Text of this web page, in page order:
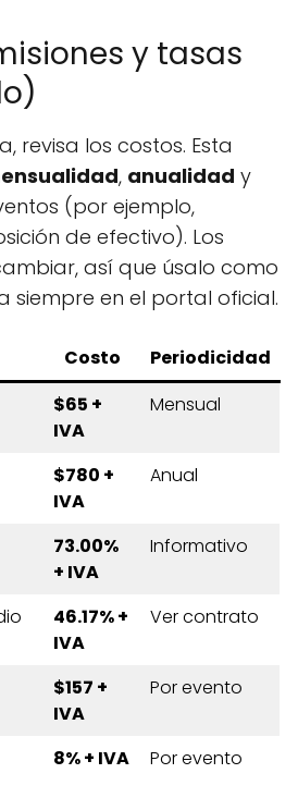
y tasas
revisa los costos. Esta
, anualidad y
(por ejemplo,
de efectivo). Los
así que úsalo como
siempre en el portal oficial.
Costo
Periodicidad
$65 +
IVA
Mensual
$780 +
IVA
Anual
73.00%
+ IVA
Informativo
46.17% +
IVA
Ver contrato
$157 +
IVA
Por evento
8% + IVA Por evento